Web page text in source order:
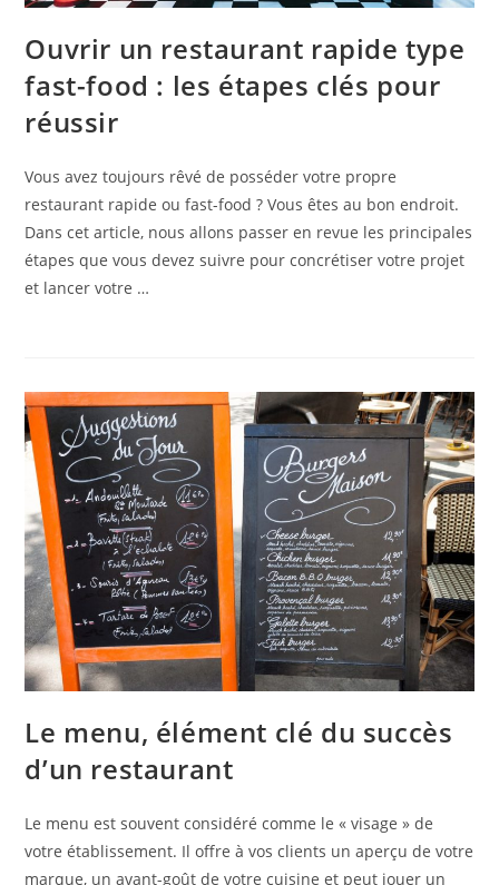
Ouvrir un restaurant rapide type
fast-food : les étapes clés pour
réussir
Vous avez toujours rêvé de posséder votre propre
restaurant rapide ou fast-food ? Vous êtes au bon endroit.
Dans cet article, nous allons passer en revue les principales
étapes que vous devez suivre pour concrétiser votre projet
et lancer votre …
Le menu, élément clé du succès
d’un restaurant
Le menu est souvent considéré comme le « visage » de
votre établissement. Il offre à vos clients un aperçu de votre
marque, un avant-goût de votre cuisine et peut jouer un